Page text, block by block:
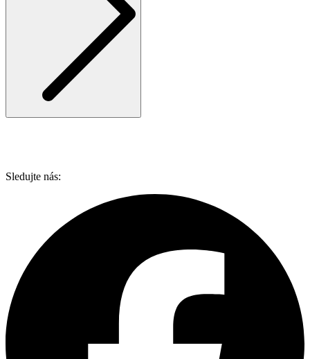
Sledujte nás: